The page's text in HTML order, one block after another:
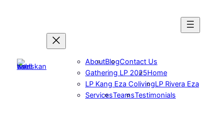
AboutBlogContact Us
Gathering LP 2025Home
LP Kang Eza ColivingLP Rivera Eza
ServicesTeamsTestimonials